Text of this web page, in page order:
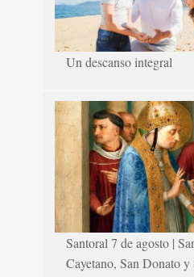
Un descanso integral
Santoral 7 de agosto |
Cayetano, San Donato